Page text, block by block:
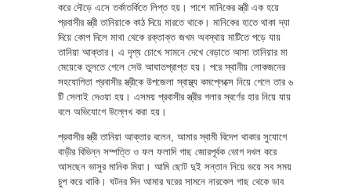
করে দৌড়ে এসে তর্কাতর্কিতে লিপ্ত হয়। পাশে মানিকের স্ত্রী এক হয়ে
প্রবাসীর স্ত্রী তানিয়াকে কাঠ দিয়ে মারতে থাকে। মানিকের হাতে থাকা দ্যা
দিয়ে কোপ দিলে মাথা থেকে রক্তাক্ত জখম অবস্থায় মাটিতে পড়ে যায়
তানিয়া আক্তার। এ দৃশ্য চোখে সামনে দেখে বেড়াতে আসা তানিয়ার মা
মেয়েকে তুলতে গেলে সেউ আঘাতপ্রাপ্ত হয়। পরে স্থানীয় লোকজনের
সহযোগিতা প্রবাসীর স্ত্রীকে উপজেলা স্বাস্থ্য কমপ্লেক্সে নিয়ে গেলে তার ৬
টি সেলাই দেওয়া হয়। এসময় প্রবাসীর স্ত্রীর গলার স্বর্ণের হার নিয়ে যায়
বলে অভিযোগে উল্লেখ করা হয়।
প্রবাসীর স্ত্রী তানিয়া আক্তার বলেন, আমার স্বামী বিদেশ থাকার সুযোগে
বাড়ীর বিভিন্ন সম্পত্তি ও ফল ফলাদি গাছ জোরপূর্বক ভোগ দখল করে
আসছেন ভাসুর মানিক মিয়া। আমি ছোট দুই সন্তান নিয়ে ভয়ে সব সময়
চুপ করে থাকি। ঘটনর দিন আমার ঘরের সামনে নারকেল গাছ থেকে ডাব